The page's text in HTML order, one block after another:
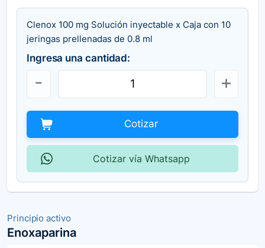
Principio activo
Enoxaparina
Clenox 100 mg Solución inyectable x Caja con 10
jeringas prellenadas de 0.8 ml
Ingresa una cantidad:
Cotizar
Cotizar vía Whatsapp